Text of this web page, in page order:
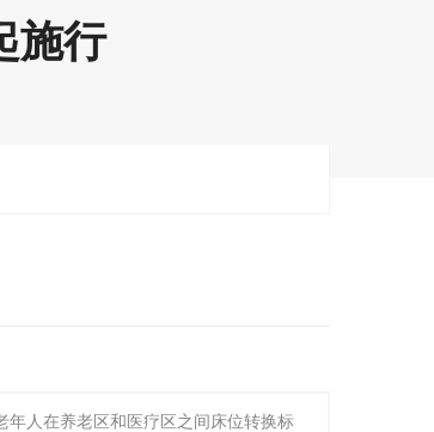
施行
人在养老区和医疗区之间床位转换标